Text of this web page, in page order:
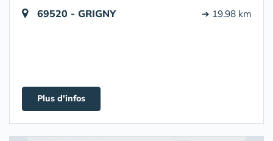
69520 - GRIGNY ➔ 19.98 km
Plus d'infos